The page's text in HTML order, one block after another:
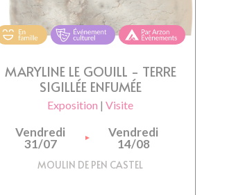
MARYLINE LE GOUILL - TERRE
SIGILLÉE ENFUMÉE
Exposition | Visite
Vendredi
31/07
Vendredi
14/08
MOULIN DE PEN CASTEL